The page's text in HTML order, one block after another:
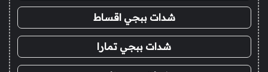
شدات ببجي اقساط
شدات ببجي تمارا